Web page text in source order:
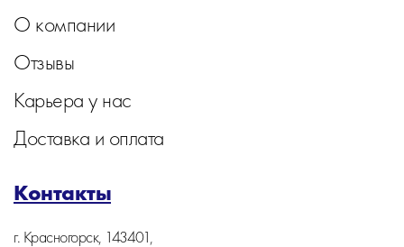
О компании
Отзывы
Карьера у нас
Доставка и оплата
Контакты
г. Красногорск, 143401,